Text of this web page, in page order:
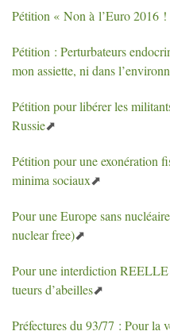
Pétition « Non à l’Euro 2016 !
Pétition : Perturbateurs
mon assiette, ni dans
Pétition pour libérer les
Russie
Pétition pour une exonération
minima sociaux
Pour une Europe sans
nuclear free)
Pour une interdiction REELLE
tueurs d’abeilles
Préfectures du 93/77 : Pour la